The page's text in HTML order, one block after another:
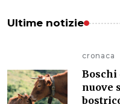
Ultime notizie
cronaca
Boschi
nuove